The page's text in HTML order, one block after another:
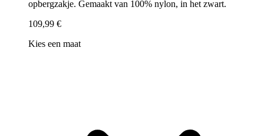
opbergzakje. Gemaakt van 100% nylon, in het zwart.
109,99 €
Kies een maat